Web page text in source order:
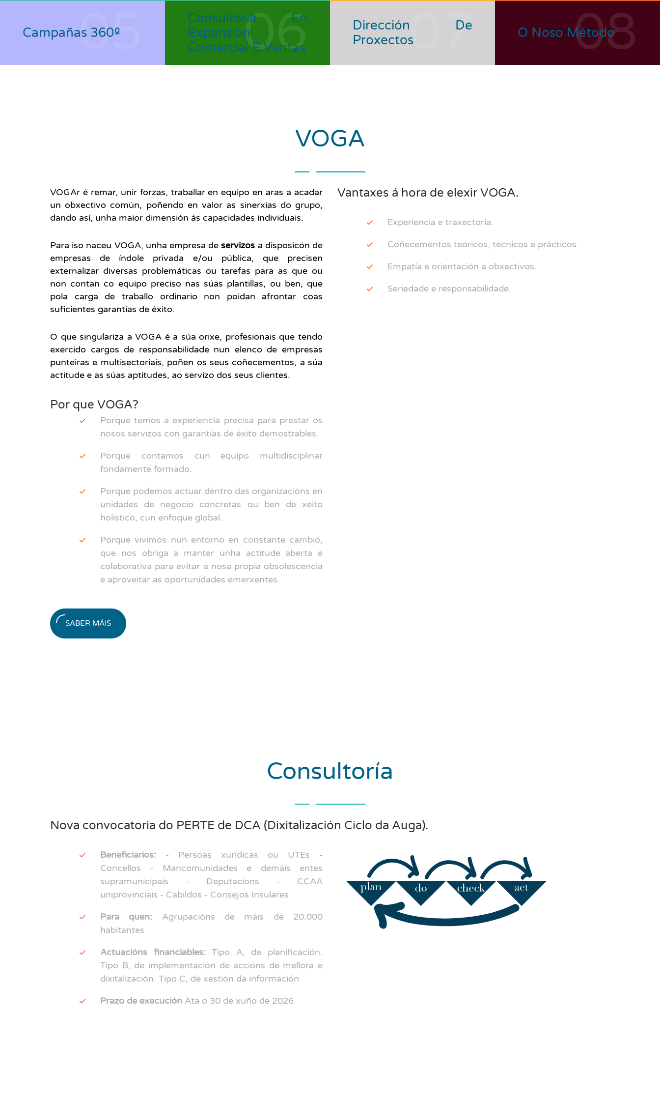
Campañas 360º
05
Consultoría En
Expansión
Comercial E Ventas
06
Dirección De
Proxectos07 O Noso Método
08
VOGA
VOGAr é remar, unir forzas, traballar en equipo en aras a acadar
un obxectivo común, poñendo en valor as sinerxias do grupo,
dando así, unha maior dimensión ás capacidades individuais.
Para iso naceu VOGA, unha empresa deservizos a disposicón de
empresas de índole privada e/ou pública, que precisen
externalizar diversas problemáticas ou tarefas para as que ou
non contan co equipo preciso nas súas plantillas, ou ben, que
pola carga de traballo ordinario non poidan afrontar coas
suficientes garantías de éxito.
O que singulariza a VOGA é a súa orixe, profesionais que tendo
exercido cargos de responsabilidade nun elenco de empresas
punteiras e multisectoriais, poñen os seus coñecementos, a súa
actitude e as súas aptitudes, ao servizo dos seus clientes.
Por que VOGA?
Porque temos a experiencia precisa para prestar os
nosos servizos con garantías de éxito demostrables.
Porque contamos cun equipo multidisciplinar
fondamente formado.
Porque podemos actuar dentro das organizacións en
unidades de negocio concretas ou ben de xeito
holístico, cun enfoque global.
Porque vivimos nun entorno en constante cambio,
que nos obriga a manter unha actitude aberta e
colaborativa para evitar a nosa propia obsolescencia
e aproveitar as oportunidades emerxentes.
SABER MÁIS
Vantaxes á hora de elexir VOGA.
Experiencia e traxectoria.
Coñecementos teóricos, técnicos e prácticos.
Empatía e orientación a obxectivos.
Seriedade e responsabilidade.
Consultoría
Nova convocatoria do PERTE de DCA (Dixitalización Ciclo da Auga).
Beneficiarios: - Persoas xurídicas ou UTEs -
Concellos - Mancomunidades e demáis entes
supramunicipais - Deputacions - CCAA
uniprovinciais - Cabildos - Consejos Insulares
Para quen: Agrupacións de máis de 20.000
habitantes
Actuacións financiables: Tipo A, de planificación.
Tipo B, de implementación de accións de mellora e
dixitalización. Tipo C, de xestión da información
Prazo de execución Ata o 30 de xuño de 2026